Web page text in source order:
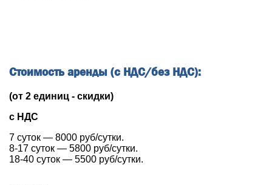
Стоимость аренды (с НДС/без НДС):
(от 2 единиц - скидки)
с НДС
7 суток — 8000 руб/сутки.
8-17 суток — 5800 руб/сутки.
18-40 суток — 5500 руб/сутки.